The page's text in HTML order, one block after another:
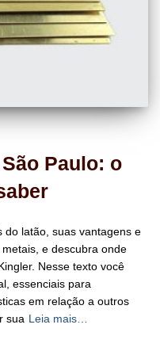
Paulo: o
do latão, suas vantagens e
e descubra onde
Nesse texto você
essenciais para
em relação a outros
sua Leia mais…